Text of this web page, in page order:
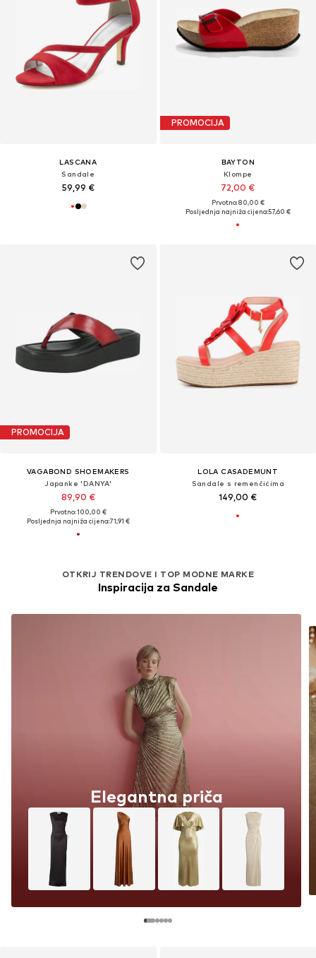
LASCANA
Sandale
59,99 €
PROMOCIJA
BAYTON
Klompe
72,00 €
Prvotno: 80,00 €
Posljednja najniža cijena:57,60 €
PROMOCIJA
VAGABOND SHOEMAKERS
Japanke 'DANYA'
89,90 €
Prvotno: 100,00 €
Posljednja najniža cijena:71,91 €
OTKRIJ TRENDOVE I TOP MODNE MARKE
Inspiracija za Sandale
Elegantna priča
LOLA CASADEMUNT
Sandale s remenčićima
149,00 €